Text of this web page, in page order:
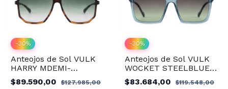
-30%
Anteojos de Sol VULK
HARRY MDEMI-
MBLK/G.GREEN
$89.590,00 $127.985,00
-30%
Anteojos de Sol VULK
WOCKET STEELBLUE-
MBLK/DRT-04
$83.684,00 $119.548,00